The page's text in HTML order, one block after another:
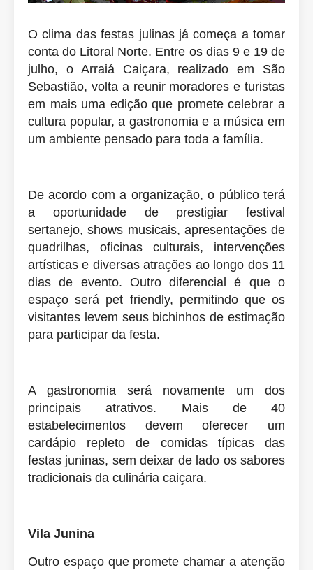
O clima das festas julinas já começa a tomar
conta do Litoral Norte. Entre os dias 9 e 19 de
julho, o Arraiá Caiçara, realizado em São
Sebastião, volta a reunir moradores e turistas
em mais uma edição que promete celebrar a
cultura popular, a gastronomia e a música em
um ambiente pensado para toda a família.
De acordo com a organização, o público terá
a oportunidade de prestigiar festival
sertanejo, shows musicais, apresentações de
quadrilhas, oficinas culturais, intervenções
artísticas e diversas atrações ao longo dos 11
dias de evento. Outro diferencial é que o
espaço será pet friendly, permitindo que os
visitantes levem seus bichinhos de estimação
para participar da festa.
A gastronomia será novamente um dos
principais atrativos. Mais de 40
estabelecimentos devem oferecer um
cardápio repleto de comidas típicas das
festas juninas, sem deixar de lado os sabores
tradicionais da culinária caiçara.
Vila Junina
Outro espaço que promete chamar a atenção